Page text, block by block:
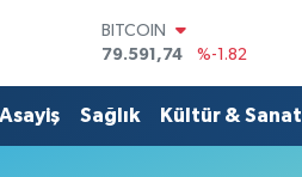
BITCOIN
79.591,74
%-1.82
EURO
53,38690
%0.19
Asayiş Sağlık Kültür & Sanat